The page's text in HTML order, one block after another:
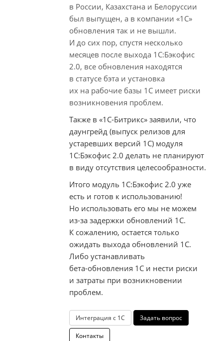
в России, Казахстана и Белоруссии
был выпущен, а в компании «1С»
обновления так и не вышли.
И до сих пор, спустя несколько
месяцев после выхода 1С:Бэкофис
2.0, все обновления находятся
в статусе бэта и установка
их на рабочие базы 1С имеет риски
возникновения проблем.
Также в «1С-Битрикс» заявили, что
даунгрейд (выпуск релизов для
устаревших версий 1С) модуля
1С:Бэкофис 2.0 делать не планируют
в виду отсутствия целесообразности.
Итого модуль 1С:Бэкофис 2.0 уже
есть и готов к использованию!
Но использовать его мы не можем
из-за задержки обновлений 1С.
К сожалению, остается только
ожидать выхода обновлений 1С.
Либо устанавливать
бета-обновления 1С и нести риски
и затраты при возникновении
проблем.
Интеграция с 1С Задать вопрос
Контакты